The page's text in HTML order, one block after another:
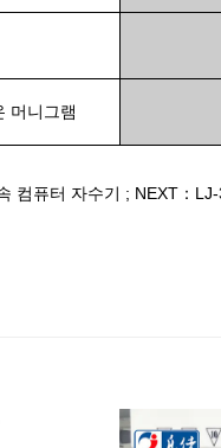
머니그램
컴퓨터 자수기 ; NEXT：